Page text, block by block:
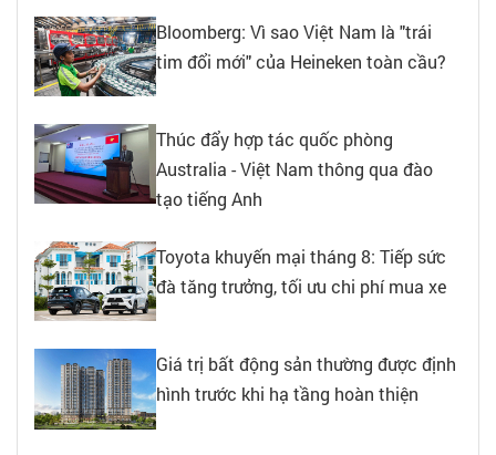
Bloomberg: Vì sao Việt Nam là "trái
tim đổi mới" của Heineken toàn cầu?
Thúc đẩy hợp tác quốc phòng
Australia - Việt Nam thông qua đào
tạo tiếng Anh
Toyota khuyến mại tháng 8: Tiếp sức
đà tăng trưởng, tối ưu chi phí mua xe
Giá trị bất động sản thường được định
hình trước khi hạ tầng hoàn thiện